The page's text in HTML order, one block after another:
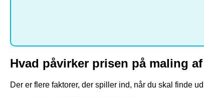
Hvad påvirker prisen på maling
Der er flere faktorer, der spiller ind, når du skal finde